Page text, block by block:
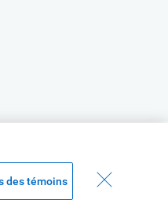
des témoins